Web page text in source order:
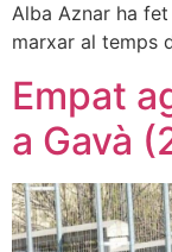
Alba Aznar ha
marxar al temps
Empat
a Gavà